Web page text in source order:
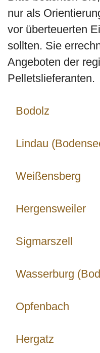
nur als
vor überteuerten
sollten. Sie
Angeboten der
Pelletslieferanten.
Bodolz
Lindau
Weißensberg
Hergensweiler
Sigmarszell
Wasserburg
Opfenbach
Hergatz